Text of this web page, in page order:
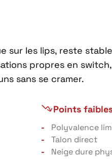
sur les lips, reste
propres en
sans se cramer.
Points
Polyvalence
Talon direct
Neige dure